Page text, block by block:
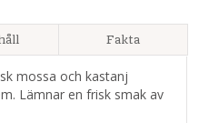
Fakta
mossa och kastanj
Lämnar en frisk smak av